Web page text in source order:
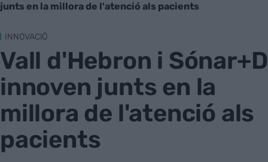
junts en la millora de l'atenció als pacients
INNOVACIÓ
Vall d'Hebron i Sónar+D
innoven junts en la
millora de l'atenció als
pacients